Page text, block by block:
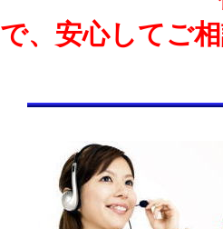
で、安心してご